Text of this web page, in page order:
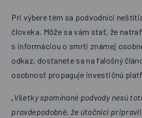
Pri výbere tém sa podvodníci
človeka. Môže sa vám stať, že
s informáciou o smrti známej
odkaz, dostanete sa na falošný
osobnosť propaguje investičnú
„Všetky spomínané podvody nesú
pravdepodobné, že útočníci